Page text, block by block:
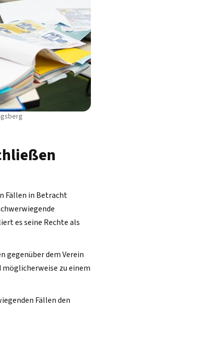
Fällen in Betracht
es seine Rechte als
gegenüber dem Verein
zu einem
Fällen den